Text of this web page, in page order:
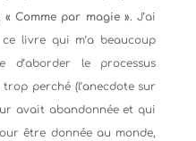
« Comme par magie ». J’ai
livre qui m’a beaucoup
d’aborder le processus
perché (l’anecdote sur
avait abandonnée et qui
être donnée au monde,